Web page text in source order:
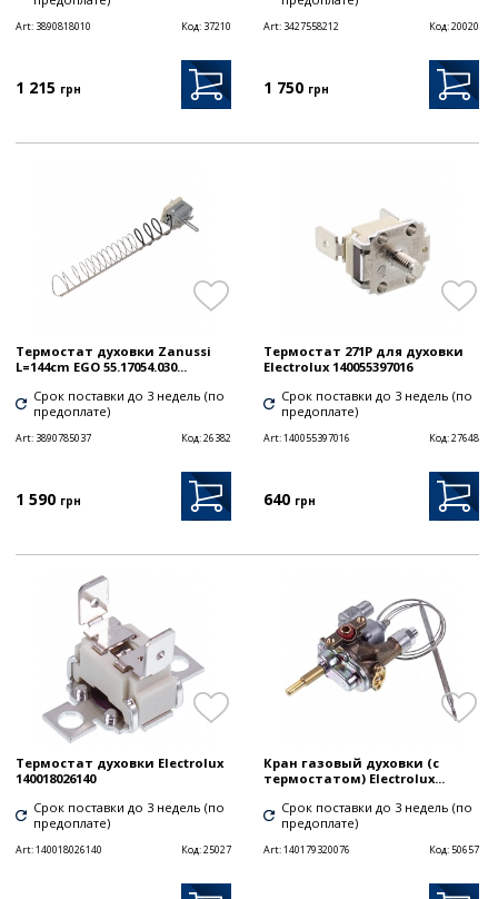
Art: 3890818010 Код: 37210
1 215 грн
Art: 3427558212 Код:20020
1 750 грн
Термостат духовки Zanussi
L=144cm EGO 55.17054.030...
Срок поставки до 3 недель (по
предоплате)
Art: 3890785037 Код:26382
1 590 грн
Термостат 271P для духовки
Electrolux 140055397016
Срок поставки до 3 недель (по
предоплате)
Art:140055397016 Код:27648
640 грн
Термостат духовки Electrolux
140018026140
Срок поставки до 3 недель (по
предоплате)
Art:140018026140 Код:25027
Кран газовый духовки (с
термостатом) Electrolux...
Срок поставки до 3 недель (по
предоплате)
Art:140179320076 Код:50657